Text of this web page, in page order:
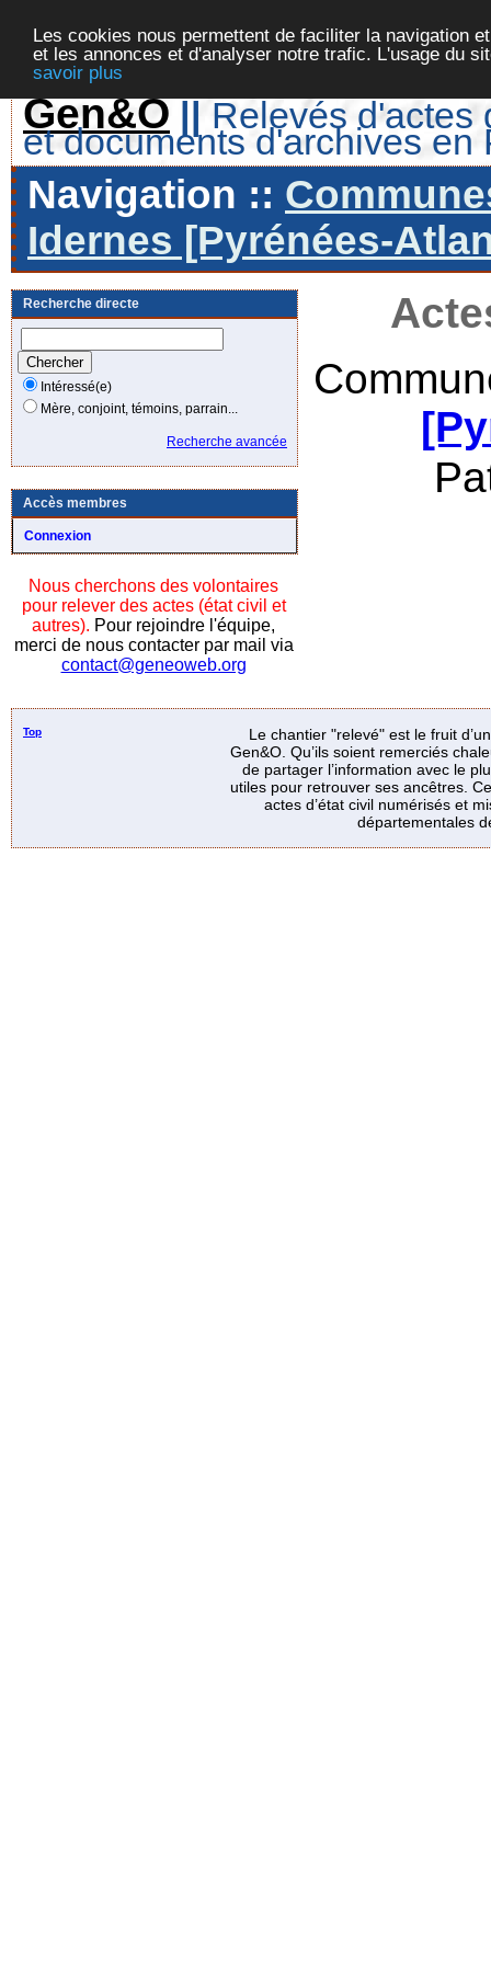
Les cookies nous permettent de faciliter la navigation
et les annonces et d'analyser notre trafic. L'usage du
savoir plus
Gen&O || Relevés d'actes
et documents d'archives en
Navigation ::
Idernes [Pyrénées-
Recherche directe
Intéressé(e)
Mère, conjoint, témoins, parrain...
Recherche avancée
Accès membres
Connexion
Nous cherchons des volontaires
pour relever des actes (état civil et
autres). Pour rejoindre l'équipe,
merci de nous contacter par mail via
contact@geneoweb.org
Top
Le chantier "relevé" est le fruit
Gen&O. Qu’ils soient remerciés
de partager l’information avec le
utiles pour retrouver ses ancêtres.
actes d’état civil numérisés et
départementales